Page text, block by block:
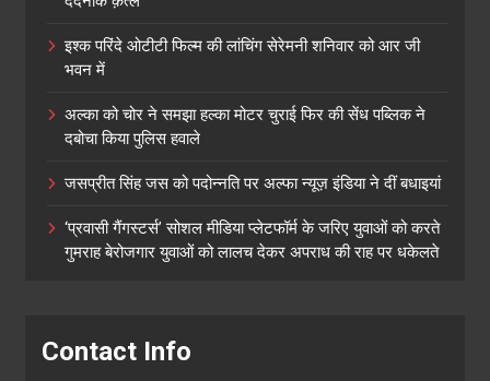
इश्क परिंदे ओटीटी फिल्म की लांचिंग सेरेमनी शनिवार को आर जी
भवन में
अल्का को चोर ने समझा हल्का मोटर चुराई फिर की सेंध पब्लिक ने
दबोचा किया पुलिस हवाले
जसप्रीत सिंह जस को पदोन्नति पर अल्फा न्यूज़ इंडिया ने दीं बधाइयां
‘प्रवासी गैंगस्टर्स’ सोशल मीडिया प्लेटफॉर्म के जरिए युवाओं को करते
गुमराह बेरोजगार युवाओं को लालच देकर अपराध की राह पर धकेलते
Contact Info